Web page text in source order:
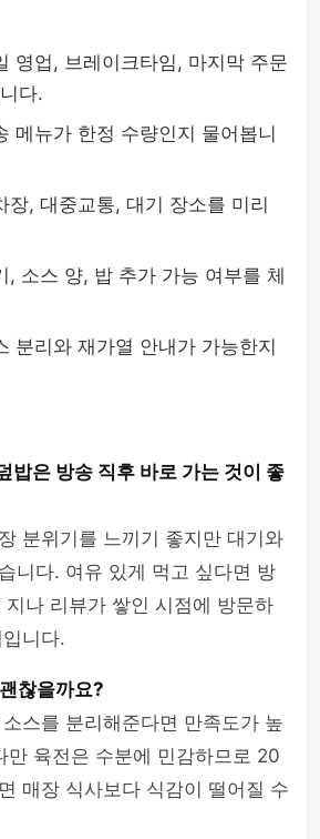
영업, 브레이크타임, 마지막 주문
다.
메뉴가 한정 수량인지 물어봅니
장, 대중교통, 대기 장소를 미리
, 소스 양, 밥 추가 가능 여부를 체
분리와 재가열 안내가 가능한지
밥은 방송 직후 바로 가는 것이 좋
분위기를 느끼기 좋지만 대기와
니다. 여유 있게 먹고 싶다면 방
나 리뷰가 쌓인 시점에 방문하
니다.
찮을까요?
스를 분리해준다면 만족도가 높
만 육전은 수분에 민감하므로 20
매장 식사보다 식감이 떨어질 수